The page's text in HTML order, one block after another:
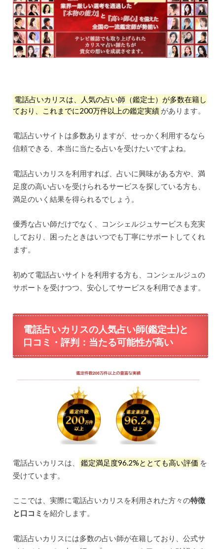
電話占いカリスは、人気の占い師（鑑定士）が多数在籍し
ており、これまでに200万件以上の鑑定実績 があります。
電話占いサイトは多数ありますが、せっかく利用するなら
信頼できる、本当に当たる占いを受けたいですよね。
電話占いカリスを利用すれば、占いに興味がある方や、満
足度の高い占いを受けられるサービスを探している方も、
満足のいく結果を得られるでしょう。
優秀な占い師だけでなく、コンシェルジュサービスも充実
しており、困ったときはいつでも丁寧にサポートしてくれ
ます。
初めて電話占いサイトを利用する方も、コンシェルジュの
サポートを受けつつ、安心してサービスを利用できます。
電話占いカリスの人気占い師(鑑定士)と
口コミ・評判：当たる可能性が高い
電話占いカリスは、 鑑定満足度96.2%ととても高い評価 を
受けています。
ここでは、実際に電話占いカリスを利用された方々の特徴
と口コミ を紹介します。
電話占いカリスには多数の占い師が在籍しており、公式サ